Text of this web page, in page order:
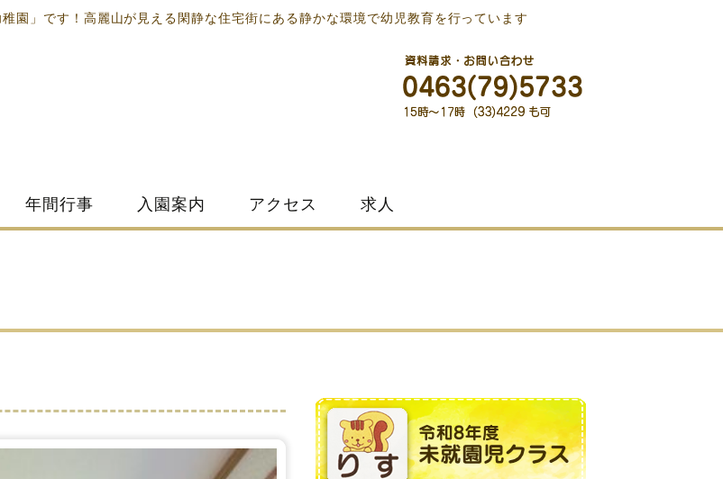
園」です！高麗山が見える閑静な住宅街にある静かな環境で幼児教育を行っています
年間行事 入園案内 アクセス 求人